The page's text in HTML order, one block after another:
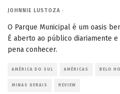
JOHNNIE LUSTOZA ·
O Parque Municipal é um oasis
É aberto ao público diariamente
pena conhecer.
AMÉRICA DO SUL AMÉRICAS BELO
MINAS GERAIS REVIEW